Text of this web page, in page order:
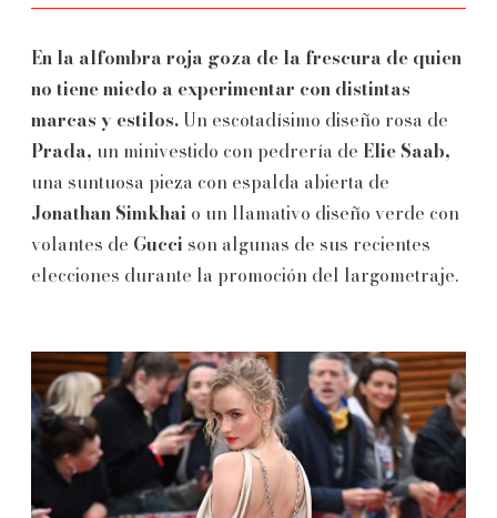
En la alfombra roja goza de la frescura de quien
no tiene miedo a experimentar con distintas
marcas y estilos. Un escotadísimo diseño rosa de
Prada, un minivestido con pedrería de Elie Saab,
una suntuosa pieza con espalda abierta de
Jonathan Simkhai o un llamativo diseño verde con
volantes de Gucci son algunas de sus recientes
elecciones durante la promoción del largometraje.